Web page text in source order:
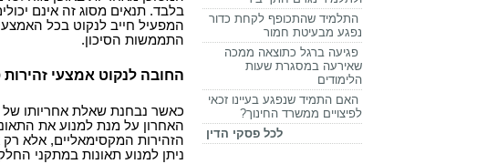
בלבד. תנאים מסוג זה אינם
המפעיל חייב לנקוט בכל
התממשות הסיכון.
החובה לנקוט אמצעי
כאשר נבחנת שאלת אחריותו של
האחרון על מנת למנוע את
הזהירות המקסימאליים, אלא רק
ניתן למנוע תאונות במתקני
התלמיד שהתכופף לקחת כדור
נפגע מבעיטת חמור
פגיעה ברגל כתוצאה ממכה
שאירעה במסגרת שעות
הלימודים
האם התמיד שנפגע בעיינו זכאי
לפיצויים ממשרד החינוך?
לכל פסקי הדין